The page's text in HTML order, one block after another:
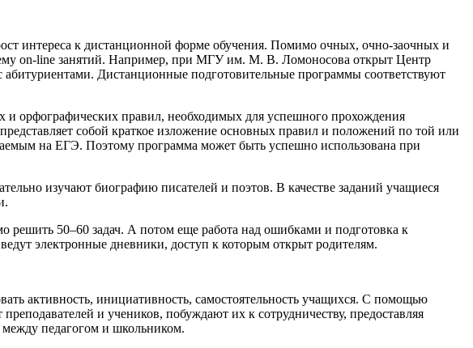
интереса к дистанционной форме обучения. Помимо очных, очно-заочных и
on-line занятий. Например, при МГУ им. М. В. Ломоносова открыт Центр
Дистанционные подготовительные программы соответствуют
и орфографических правил, необходимых для успешного прохождения
собой краткое изложение основных правил и положений по той или
на ЕГЭ. Поэтому программа может быть успешно использована при
изучают биографию писателей и поэтов. В качестве заданий учащиеся
50–60 задач. А потом еще работа над ошибками и подготовка к
электронные дневники, доступ к которым открыт родителям.
активность, инициативность, самостоятельность учащихся. С помощью
и учеников, побуждают их к сотрудничеству, предоставляя
между педагогом и школьником.